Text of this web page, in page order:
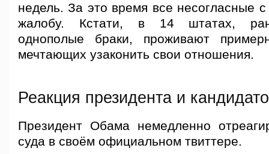
недель. За это время все несогласные
жалобу. Кстати, в 14 штатах,
однополые браки, проживают
мечтающих узаконить свои отношения.
Реакция президента и
Президент Обама немедленно
суда в своём официальном твиттере.